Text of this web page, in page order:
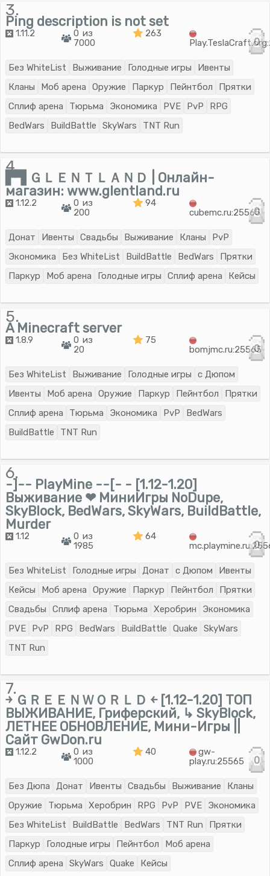
3.
Ping description is not set
1.11.2
0 из
7000
263
0
Без WhiteList Выживание Голодные игры
Ивенты
Кланы
Моб арена Оружие Паркур Пейнтбол
Прятки
Сплиф арена
Тюрьма Экономика PVE PvP
RPG
BedWars
BuildBattle SkyWars TNT Run
4.
▛▜ ＧＬＥＮＴＬＡＮＤ | Онлайн-
магазин: www.glentland.ru
1.12.2
0 из
200
94
cubemc.ru:25565
0
Донат Ивенты Свадьбы Выживание Кланы
PvP
Экономика
Без WhiteList BuildBattle BedWars
Прятки
Паркур
Моб арена Голодные игры Сплиф арена Кейсы
5.
A Minecraft server
1.8.9
0 из
20
75
bomjmc.ru:25565
0
Без WhiteList Выживание Голодные игры
с Дюпом
Ивенты
Моб арена Оружие Паркур Пейнтбол
Прятки
Сплиф арена
Тюрьма Экономика PvP
BedWars
BuildBattle
TNT Run
6.
-]-- PlayMine --[- - [1.12-1.20]
Выживание ❤ МиниИгры NoDupe,
SkyBlock, BedWars, SkyWars, BuildBattle,
Murder
1.12
0 из
1985
64
0
Без WhiteList Голодные игры Донат с Дюпом
Ивенты
Кейсы
Моб арена Оружие Паркур Пейнтбол
Прятки
Свадьбы
Сплиф арена Тюрьма Херобрин
Экономика
PVE
PvP RPG BedWars BuildBattle Quake
SkyWars
TNT Run
7.
￫ ＧＲＥＥＮＷＯＲＬＤ ￩ [1.12-1.20] ТОП
ВЫЖИВАНИЕ, Гриферский, ↳ SkyBlock,
ЛЕТНЕЕ ОБНОВЛЕНИЕ, Мини-Игры ||
Сайт GwDon.ru
1.12.2
0 из
1000
40
gw-
play.ru:25565
0
Без Дюпа Донат Ивенты Свадьбы Выживание
Кланы
Оружие
Тюрьма Херобрин RPG PvP PVE
Экономика
Без WhiteList
BuildBattle BedWars TNT Run
Прятки
Паркур
Голодные игры Пейнтбол
Моб арена
Сплиф арена
SkyWars Quake Кейсы